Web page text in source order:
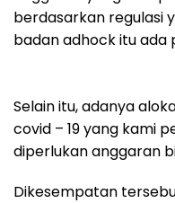
berdasarkan regulasi
badan adhock itu ada
Selain itu, adanya
covid – 19 yang kami
diperlukan anggaran
Dikesempatan